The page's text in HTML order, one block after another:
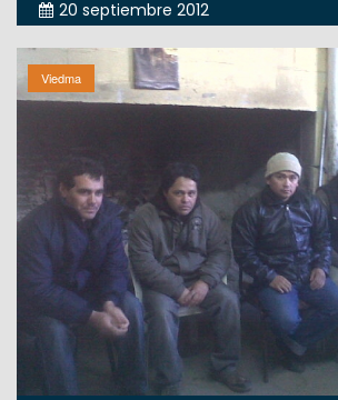
20 septiembre 2012
Viedma